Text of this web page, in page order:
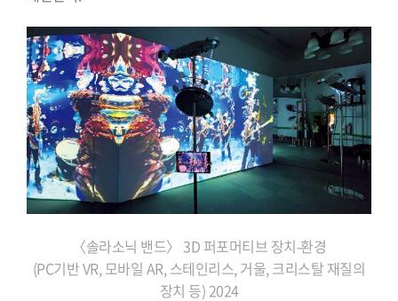
〈솔라소닉 밴드〉 3D 퍼포머티브 장치-환경
(PC기반 VR, 모바일 AR, 스테인리스, 거울, 크리스탈 재질의
장치 등) 2024